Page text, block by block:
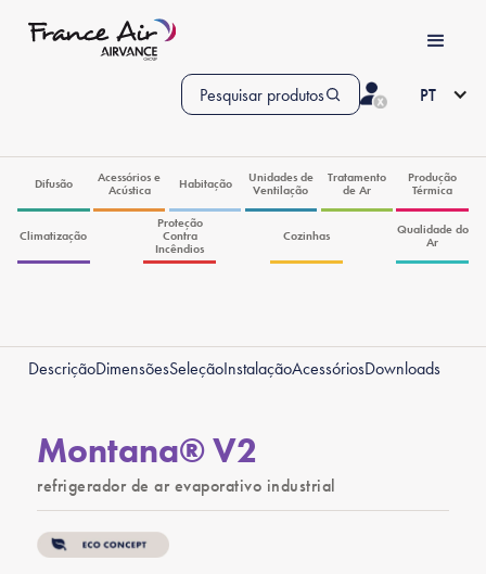
Pesquisar produtos PT
Difusão
Acessórios e
Acústica
Habitação
Unidades de
Ventilação
Tratamento
de Ar
Produção
Térmica
Climatização
Proteção
Contra
Incêndios
Cozinhas
Qualidade do
Ar
DescriçãoDimensõesSeleçãoInstalaçãoAcessóriosDownloads
Montana® V2
refrigerador de ar evaporativo industrial